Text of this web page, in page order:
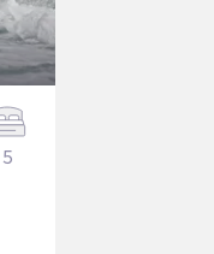
5